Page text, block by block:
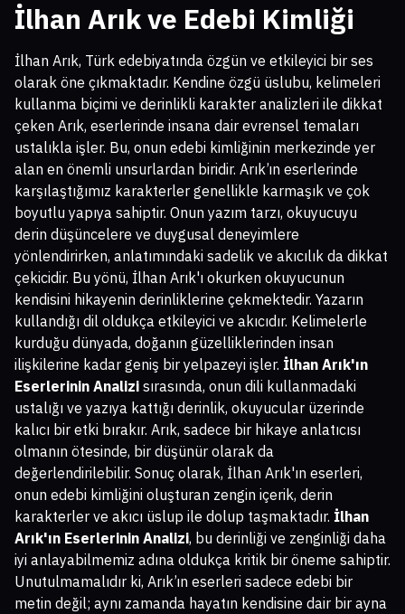
İlhan Arık ve Edebi Kimliği
İlhan Arık, Türk edebiyatında özgün ve etkileyici bir ses
olarak öne çıkmaktadır. Kendine özgü üslubu, kelimeleri
kullanma biçimi ve derinlikli karakter analizleri ile dikkat
çeken Arık, eserlerinde insana dair evrensel temaları
ustalıkla işler. Bu, onun edebi kimliğinin merkezinde yer
alan en önemli unsurlardan biridir. Arık’ın eserlerinde
karşılaştığımız karakterler genellikle karmaşık ve çok
boyutlu yapıya sahiptir. Onun yazım tarzı, okuyucuyu
derin düşüncelere ve duygusal deneyimlere
yönlendirirken, anlatımındaki sadelik ve akıcılık da dikkat
çekicidir. Bu yönü, İlhan Arık'ı okurken okuyucunun
kendisini hikayenin derinliklerine çekmektedir. Yazarın
kullandığı dil oldukça etkileyici ve akıcıdır. Kelimelerle
kurduğu dünyada, doğanın güzelliklerinden insan
ilişkilerine kadar geniş bir yelpazeyi işler. İlhan Arık'ın
Eserlerinin Analizi sırasında, onun dili kullanmadaki
ustalığı ve yazıya kattığı derinlik, okuyucular üzerinde
kalıcı bir etki bırakır. Arık, sadece bir hikaye anlatıcısı
olmanın ötesinde, bir düşünür olarak da
değerlendirilebilir. Sonuç olarak, İlhan Arık'ın eserleri,
onun edebi kimliğini oluşturan zengin içerik, derin
karakterler ve akıcı üslup ile dolup taşmaktadır. İlhan
Arık'ın Eserlerinin Analizi, bu derinliği ve zenginliği daha
iyi anlayabilmemiz adına oldukça kritik bir öneme sahiptir.
Unutulmamalıdır ki, Arık’ın eserleri sadece edebi bir
metin değil; aynı zamanda hayatın kendisine dair bir ayna